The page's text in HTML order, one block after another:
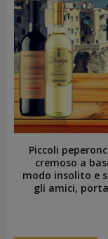
Piccoli
cremoso a
modo insolito e
gli amici,